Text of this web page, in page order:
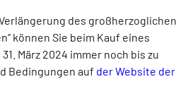
des großherzoglichen
können Sie beim Kauf eines
März 2024 immer noch bis zu
Bedingungen auf der Website der